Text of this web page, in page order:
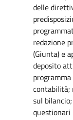
delle
redazione
(Giunta) e
deposito
contabilità;
sul
questionari